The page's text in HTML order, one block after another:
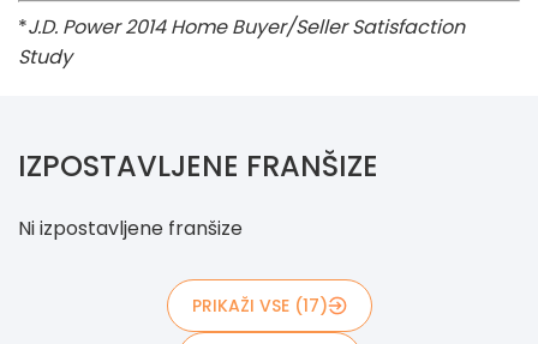
*J.D. Power 2014 Home Buyer/Seller Satisfaction
Study
IZPOSTAVLJENE FRANŠIZE
Ni izpostavljene franšize
PRIKAŽI VSE (17)